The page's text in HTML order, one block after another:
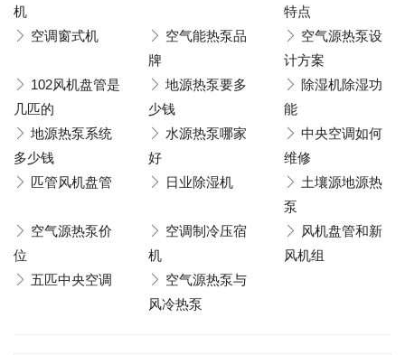
机
特点
空调窗式机
空气能热泵品
牌
空气源热泵设
计方案
102风机盘管是
几匹的
地源热泵要多
少钱
除湿机除湿功
能
地源热泵系统
多少钱
水源热泵哪家
好
中央空调如何
维修
匹管风机盘管
日业除湿机
土壤源地源热
泵
空气源热泵价
位
空调制冷压宿
机
风机盘管和新
风机组
五匹中央空调
空气源热泵与
风冷热泵